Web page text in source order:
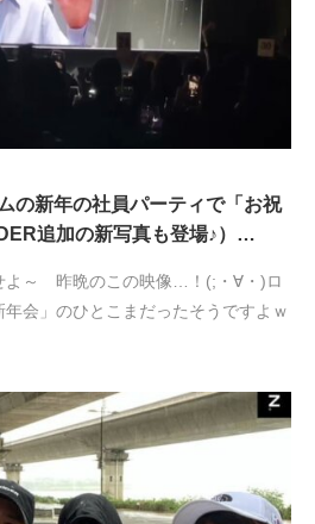
の新年の社員パーティで「お祝
追加の新写真も登場♪）…
～ 昨晩のこの映像…！(;・∀・)ロ
会」のひとこまだったそうですよｗ